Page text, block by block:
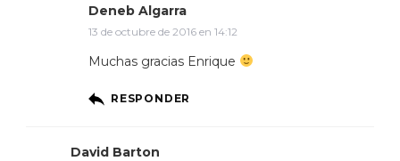
Deneb Algarra
13 de octubre de 2016 en 14:12
Muchas gracias Enrique
RESPONDER
David Barton